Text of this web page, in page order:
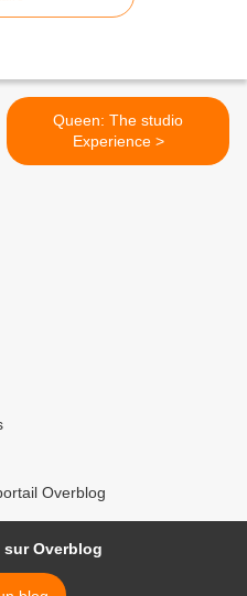
Queen: The studio
Experience >
Overblog
Overblog